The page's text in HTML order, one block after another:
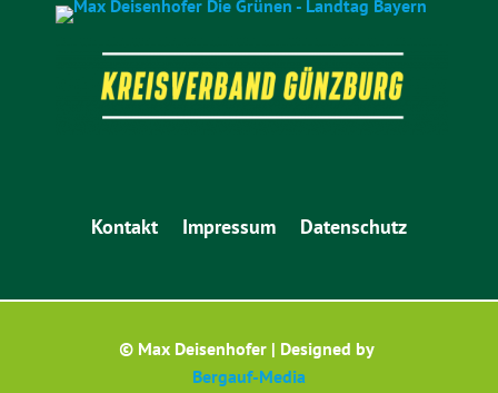
Kontakt Impressum Datenschutz
© Max Deisenhofer | Designed by
Bergauf-Media